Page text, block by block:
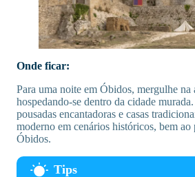
Onde ficar:
Para uma noite em Óbidos, mergulhe na
hospedando-se dentro da cidade
pousadas encantadoras e casas
moderno em cenários históricos, bem ao
Óbidos.